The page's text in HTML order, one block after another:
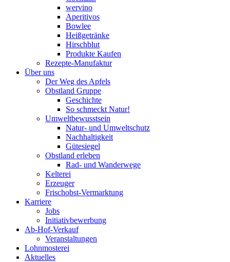
wervino
Aperitivos
Bowlee
Heißgetränke
Hirschblut
Produkte Kaufen
Rezepte-Manufaktur
Über uns
Der Weg des Apfels
Obstland Gruppe
Geschichte
So schmeckt Natur!
Umweltbewusstsein
Natur- und Umweltschutz
Nachhaltigkeit
Gütesiegel
Obstland erleben
Rad- und Wanderwege
Kelterei
Erzeuger
Frischobst-Vermarktung
Karriere
Jobs
Initiativbewerbung
Ab-Hof-Verkauf
Veranstaltungen
Lohnmosterei
Aktuelles